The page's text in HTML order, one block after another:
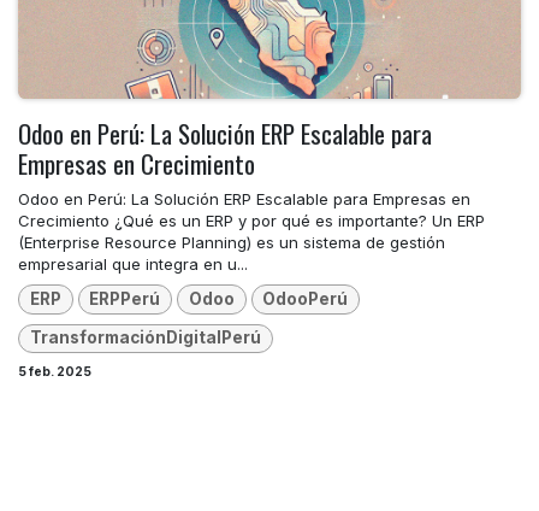
Odoo en Perú: La Solución ERP Escalable para
Empresas en Crecimiento
Odoo en Perú: La Solución ERP Escalable para Empresas en
Crecimiento ¿Qué es un ERP y por qué es importante? Un ERP
(Enterprise Resource Planning) es un sistema de gestión
empresarial que integra en u...
ERP
ERPPerú Odoo OdooPerú
TransformaciónDigitalPerú
5 feb. 2025